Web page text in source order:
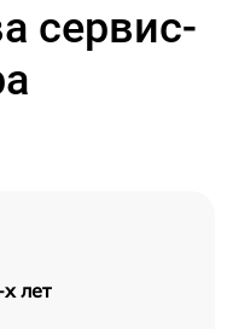
сервис-
лет